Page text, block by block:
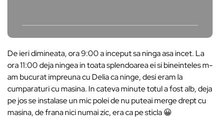
De ieri dimineata, ora 9:00 a inceput sa ninga asa incet. La
ora 11:00 deja ningea in toata splendoarea ei si bineinteles m-
am bucurat impreuna cu Delia ca ninge, desi eram la
cumparaturi cu masina. In cateva minute totul a fost alb, deja
pe jos se instalase un mic polei de nu puteai merge drept cu
masina, de frana nici numai zic, era ca pe sticla 😀